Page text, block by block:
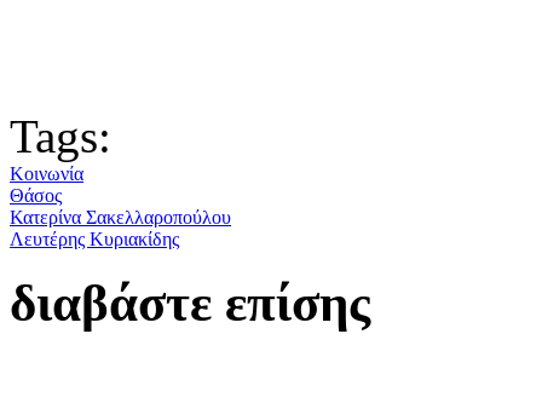
Tags:
Κοινωνία
Θάσος
Κατερίνα Σακελλαροπούλου
Λευτέρης Κυριακίδης
διαβάστε επίσης